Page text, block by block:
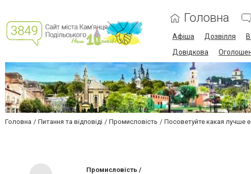
Головна
Афіша Дозвілля
Довідкова
Головна Питання та відповіді Промисловість Посоветуйте какая лучше
Промисловість /